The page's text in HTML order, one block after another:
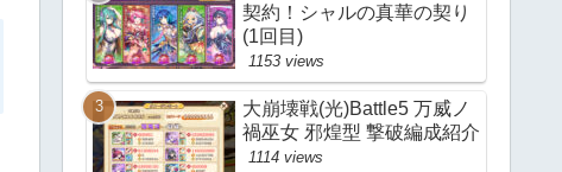
契約！シャルの真華の契り
(1回目)
1153 views
大崩壊戦(光)Battle5 万威ノ
禍巫女 邪煌型 撃破編成紹介
1114 views